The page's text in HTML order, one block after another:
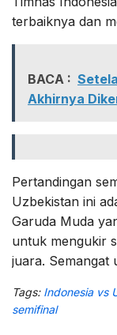
terbaiknya dan
BACA :
Akhirnya
Pertandingan
Uzbekistan ini
Garuda Muda
untuk mengukir
juara.
Tags: Indonesia vs
semifinal